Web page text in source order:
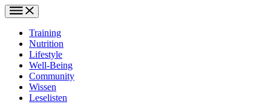
Training
Nutrition
Lifestyle
Well-Being
Community
Wissen
Leselisten